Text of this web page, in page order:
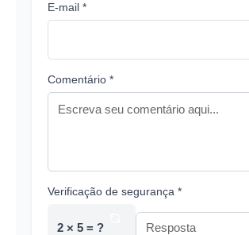
E-mail *
Comentário *
Verificação de segurança *
2 × 5 = ?